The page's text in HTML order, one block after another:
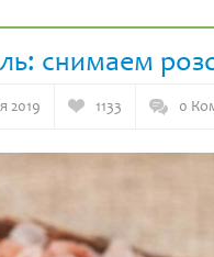
снимаем
2019 1133 0